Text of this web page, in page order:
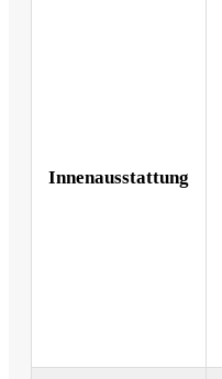
Innenausstattung